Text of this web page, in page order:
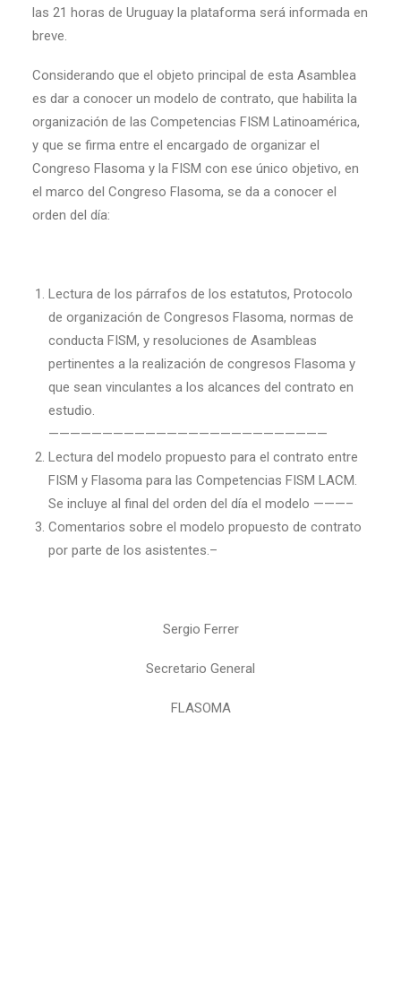
las 21 horas de Uruguay la plataforma será informada en
breve.
Considerando que el objeto principal de esta Asamblea
es dar a conocer un modelo de contrato, que habilita la
organización de las Competencias FISM Latinoamérica,
y que se firma entre el encargado de organizar el
Congreso Flasoma y la FISM con ese único objetivo, en
el marco del Congreso Flasoma, se da a conocer el
orden del día:
Lectura de los párrafos de los estatutos, Protocolo
de organización de Congresos Flasoma, normas de
conducta FISM, y resoluciones de Asambleas
pertinentes a la realización de congresos Flasoma y
que sean vinculantes a los alcances del contrato en
estudio.
——————————————————————————
Lectura del modelo propuesto para el contrato entre
FISM y Flasoma para las Competencias FISM LACM.
Se incluye al final del orden del día el modelo ———–
Comentarios sobre el modelo propuesto de contrato
por parte de los asistentes.–
Sergio Ferrer
Secretario General
FLASOMA